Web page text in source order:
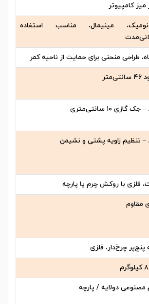
میز کامپیوتر
مینیمال، مناسب استفاده
طراحی منحنی برای حمایت از ناحیه کمر
گازی ۱۰ سانتی‌متری
– تنظیم زاویه پشتی و نشیمن
فلزی با روکش چرم یا پارچه
مقاوم
پنج‌پر چرخ‌دار، فلزی
مصنوعی دولایه / پارچه